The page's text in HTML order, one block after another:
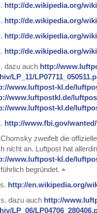
http://de.wikipedia.org/
http://de.wikipedia.org/
http://de.wikipedia.org/
http://de.wikipedia.org/
dazu auch http://
LP_11/
www.luftpost-kl.de/
www.luftpostkl.de/
www.luftpost-kl.de/
http://www.fbi.gov/
Chomsky zweifelt die
nicht an. Luftpost hat
www.luftpost-kl.de/
begründet.
s. http://en.wikipedia.org/
s. dazu auch http://
LP_06/